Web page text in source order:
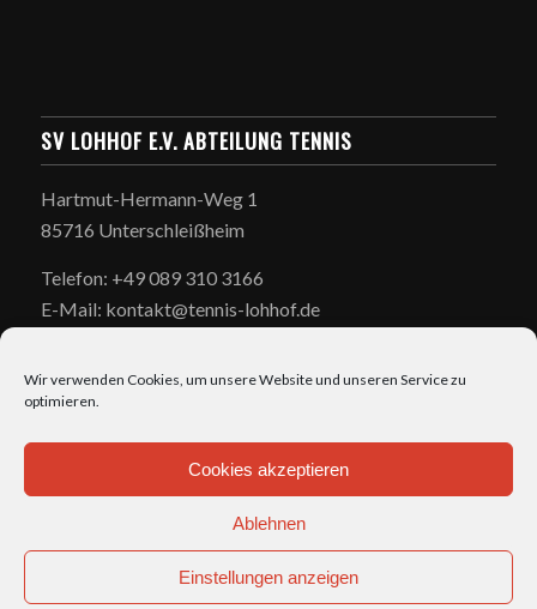
Wir verwenden Cookies, um unsere Website und unseren Service zu
optimieren.
Cookies akzeptieren
Ablehnen
Einstellungen anzeigen
SV LOHHOF E.V. ABTEILUNG TENNIS
Hartmut-Hermann-Weg 1
85716 Unterschleißheim
Telefon: +49 089 310 3166
E-Mail: kontakt@tennis-lohhof.de
ÖFFNUNGSZEITEN